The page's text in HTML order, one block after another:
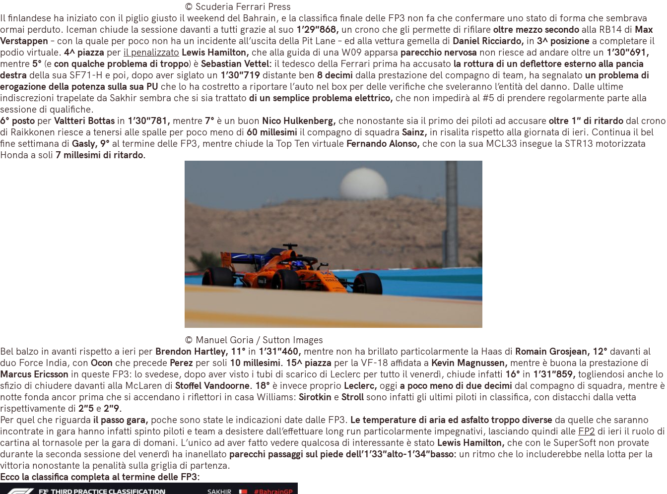
© Scuderia Ferrari Press
Il finlandese ha iniziato con il piglio giusto il weekend del Bahrain, e la classifica finale delle FP3 non fa che confermare uno stato di forma che sembrava
ormai perduto. Iceman chiude la sessione davanti a tutti grazie al suo 1’29″868, un crono che gli permette di rifilare oltre mezzo secondo alla RB14 di Max
Verstappen – con la quale per poco non ha un incidente all’uscita della Pit Lane – ed alla vettura gemella di Daniel Ricciardo, in 3^ posizione a completare il
podio virtuale. 4^ piazza per il penalizzato Lewis Hamilton, che alla guida di una W09 apparsa parecchio nervosa non riesce ad andare oltre un 1’30″691,
mentre 5° (e con qualche problema di troppo) è Sebastian Vettel: il tedesco della Ferrari prima ha accusato la rottura di un deflettore esterno alla pancia
destra della sua SF71-H e poi, dopo aver siglato un 1’30″719 distante ben 8 decimi dalla prestazione del compagno di team, ha segnalato un problema di
erogazione della potenza sulla sua PU che lo ha costretto a riportare l’auto nel box per delle verifiche che sveleranno l’entità del danno. Dalle ultime
indiscrezioni trapelate da Sakhir sembra che si sia trattato di un semplice problema elettrico, che non impedirà al #5 di prendere regolarmente parte alla
sessione di qualifiche.
6° posto per Valtteri Bottas in 1’30″781, mentre 7° è un buon Nico Hulkenberg, che nonostante sia il primo dei piloti ad accusare oltre 1″ di ritardo dal crono
di Raikkonen riesce a tenersi alle spalle per poco meno di 60 millesimi il compagno di squadra Sainz, in risalita rispetto alla giornata di ieri. Continua il bel
fine settimana di Gasly, 9° al termine delle FP3, mentre chiude la Top Ten virtuale Fernando Alonso, che con la sua MCL33 insegue la STR13 motorizzata
Honda a soli 7 millesimi di ritardo.
© Manuel Goria / Sutton Images
Bel balzo in avanti rispetto a ieri per Brendon Hartley, 11° in 1’31″460, mentre non ha brillato particolarmente la Haas di Romain Grosjean, 12° davanti al
duo Force India, con Ocon che precede Perez per soli 10 millesimi. 15^ piazza per la VF-18 affidata a Kevin Magnussen, mentre è buona la prestazione di
Marcus Ericsson in queste FP3: lo svedese, dopo aver visto i tubi di scarico di Leclerc per tutto il venerdì, chiude infatti 16° in 1’31″859, togliendosi anche lo
sfizio di chiudere davanti alla McLaren di Stoffel Vandoorne. 18° è invece proprio Leclerc, oggi a poco meno di due decimi dal compagno di squadra, mentre è
notte fonda ancor prima che si accendano i riflettori in casa Williams: Sirotkin e Stroll sono infatti gli ultimi piloti in classifica, con distacchi dalla vetta
rispettivamente di 2″5 e 2″9.
Per quel che riguarda il passo gara, poche sono state le indicazioni date dalle FP3. Le temperature di aria ed asfalto troppo diverse da quelle che saranno
incontrate in gara hanno infatti spinto piloti e team a desistere dall’effettuare long run particolarmente impegnativi, lasciando quindi alle FP2 di ieri il ruolo di
cartina al tornasole per la gara di domani. L’unico ad aver fatto vedere qualcosa di interessante è stato Lewis Hamilton, che con le SuperSoft non provate
durante la seconda sessione del venerdì ha inanellato parecchi passaggi sul piede dell’1’33″alto-1’34″basso: un ritmo che lo includerebbe nella lotta per la
vittoria nonostante la penalità sulla griglia di partenza.
Ecco la classifica completa al termine delle FP3: